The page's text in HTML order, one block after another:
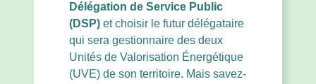
Délégation de Service Public
(DSP) et choisir le futur délégataire
qui sera gestionnaire des deux
Unités de Valorisation Énergétique
(UVE) de son territoire. Mais savez-